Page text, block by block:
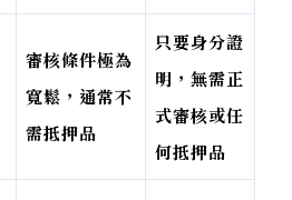
審核條件極為
寬鬆，通常不
需抵押品
只要身分證
明，無需正
式審核或任
何抵押品